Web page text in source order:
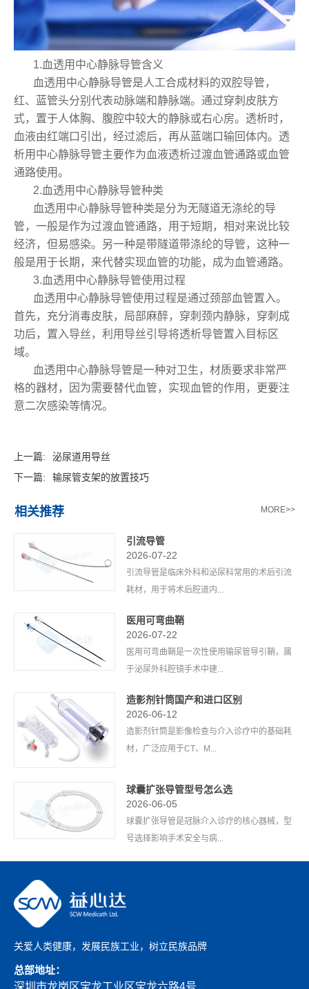
1.血透用中心静脉导管含义
血透用中心静脉导管是人工合成材料的双腔导管，
红、蓝管头分别代表动脉端和静脉端。通过穿刺皮肤方
式，置于人体胸、腹腔中较大的静脉或右心房。透析时，
血液由红端口引出，经过滤后，再从蓝端口输回体内。透
析用中心静脉导管主要作为血液透析过渡血管通路或血管
通路使用。
2.血透用中心静脉导管种类
血透用中心静脉导管种类是分为无隧道无涤纶的导
管，一般是作为过渡血管通路，用于短期，相对来说比较
经济，但易感染。另一种是带隧道带涤纶的导管，这种一
般是用于长期，来代替实现血管的功能，成为血管通路。
3.血透用中心静脉导管使用过程
血透用中心静脉导管使用过程是通过颈部血管置入。
首先，充分消毒皮肤，局部麻醉，穿刺颈内静脉，穿刺成
功后，置入导丝，利用导丝引导将透析导管置入目标区
域。
血透用中心静脉导管是一种对卫生，材质要求非常严
格的器材，因为需要替代血管，实现血管的作用，更要注
意二次感染等情况。
上一篇:
泌尿道用导丝
下一篇:
输尿管支架的放置技巧
相关推荐 MORE>>
引流导管
2026-07-22
引流导管是临床外科和泌尿科常用的术后引流
耗材，用于将术后腔道内...
医用可弯曲鞘
2026-07-22
医用可弯曲鞘是一次性使用输尿管导引鞘，属
于泌尿外科腔镜手术中建...
造影剂针筒国产和进口区别
2026-06-12
造影剂针筒是影像检查与介入诊疗中的基础耗
材，广泛应用于CT、M...
球囊扩张导管型号怎么选
2026-06-05
球囊扩张导管是冠脉介入诊疗的核心器械，型
号选择影响手术安全与病...
关爱人类健康，发展民族工业，树立民族品牌
总部地址：
深圳市龙岗区宝龙工业区宝龙六路4号